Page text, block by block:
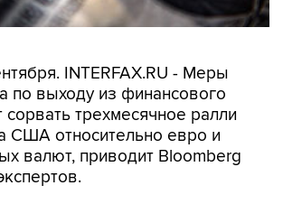
INTERFAX.RU - Меры
по выходу из финансового
сорвать трехмесячное ралли
США относительно евро и
валют, приводит Bloomberg